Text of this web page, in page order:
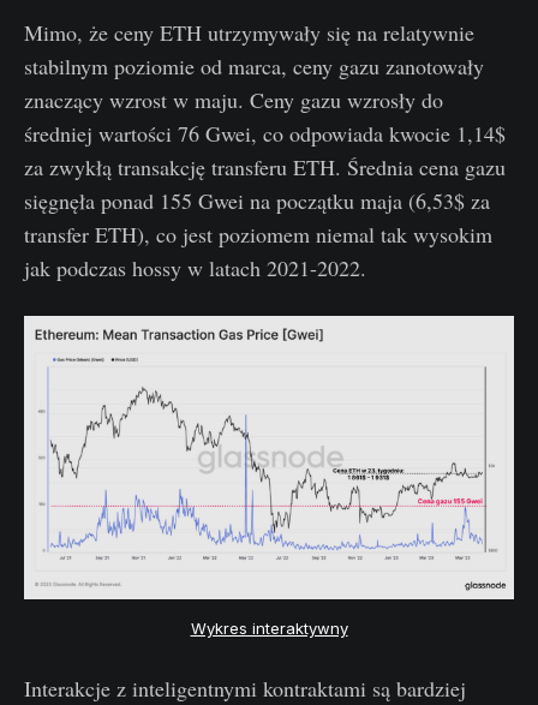
Mimo, że ceny ETH utrzymywały się na relatywnie
stabilnym poziomie od marca, ceny gazu zanotowały
znaczący wzrost w maju. Ceny gazu wzrosły do
średniej wartości 76 Gwei, co odpowiada kwocie 1,14$
za zwykłą transakcję transferu ETH. Średnia cena gazu
sięgnęła ponad 155 Gwei na początku maja (6,53$ za
transfer ETH), co jest poziomem niemal tak wysokim
jak podczas hossy w latach 2021-2022.
Wykres interaktywny
Interakcje z inteligentnymi kontraktami są bardziej